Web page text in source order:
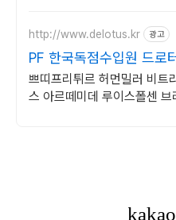
http://www.delotus.kr 광고
PF 한국독점수입원 드로
쁘띠프리튀르 허먼밀러 비트
스 아르떼미데 루이스폴센 브